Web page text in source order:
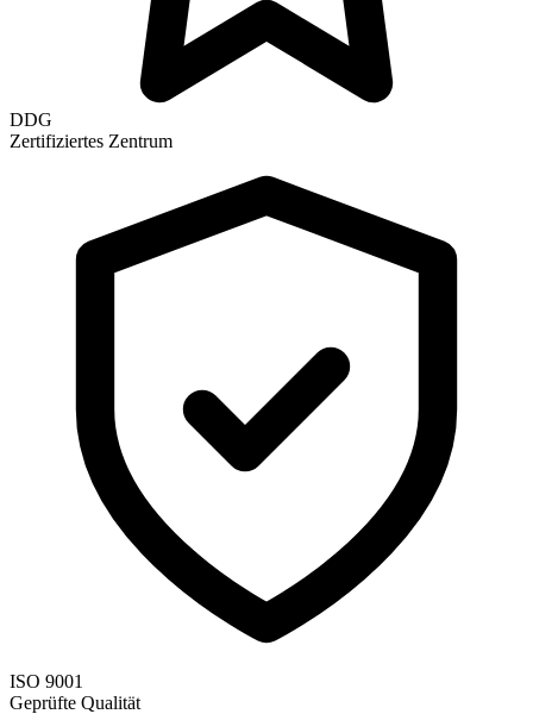
DDG
Zertifiziertes Zentrum
ISO 9001
Geprüfte Qualität